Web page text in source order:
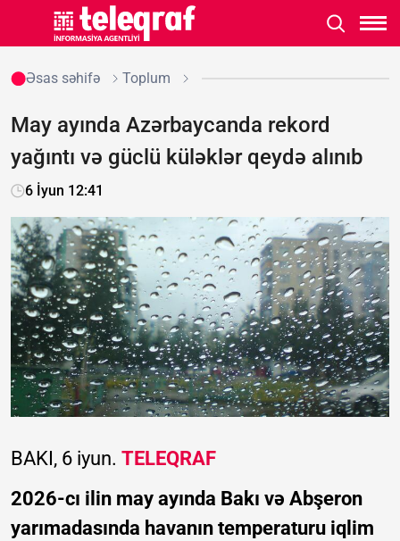
Əsas səhifə Toplum
May ayında Azərbaycanda rekord
yağıntı və güclü küləklər qeydə alınıb
6 İyun 12:41
BAKI, 6 iyun. TELEQRAF
2026-cı ilin may ayında Bakı və Abşeron
yarımadasında havanın temperaturu iqlim